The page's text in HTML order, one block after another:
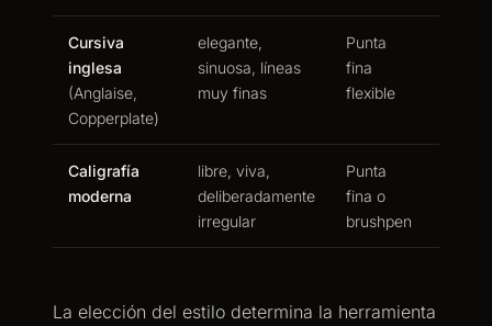
Cursiva
inglesa
(Anglaise,
Copperplate)
elegante,
sinuosa, líneas
muy finas
Punta
fina
flexible
Caligrafía
moderna
libre, viva,
deliberadamente
irregular
Punta
fina o
brushpen
La elección del estilo determina la herramienta